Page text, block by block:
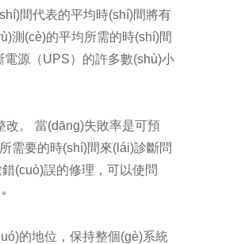
間代表的平均時(shí)間將有
測(cè)的平均所需的時(shí)間
斷電源（UPS）的許多數(shù)小
改。 當(dāng)失敗率是可預
需要的時(shí)間來(lái)診斷問
誤的修理，可以使問
地位，保持整個(gè)系統